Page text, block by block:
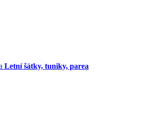
Letní šátky, tuniky, parea